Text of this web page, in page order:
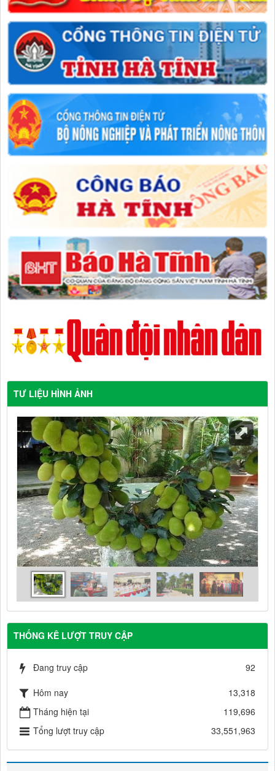
TƯ LIỆU HÌNH ẢNH
THỐNG KÊ LƯỢT TRUY CẬP
Đang truy cập 92
Hôm nay
13,318
Tháng hiện tại
119,696
Tổng lượt truy cập
33,551,963